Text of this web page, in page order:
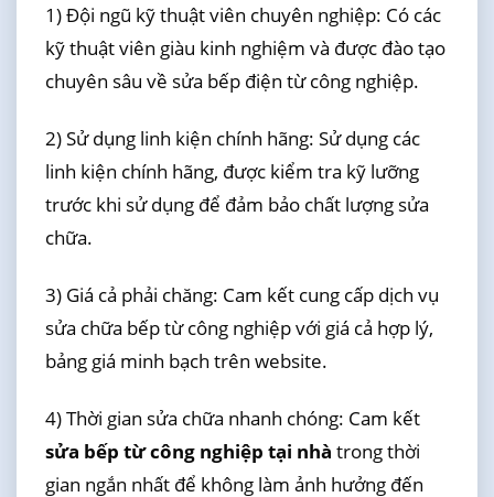
1) Đội ngũ kỹ thuật viên chuyên nghiệp: Có các
kỹ thuật viên giàu kinh nghiệm và được đào tạo
chuyên sâu về sửa bếp điện từ công nghiệp.
2) Sử dụng linh kiện chính hãng: Sử dụng các
linh kiện chính hãng, được kiểm tra kỹ lưỡng
trước khi sử dụng để đảm bảo chất lượng sửa
chữa.
3) Giá cả phải chăng: Cam kết cung cấp dịch vụ
sửa chữa bếp từ công nghiệp với giá cả hợp lý,
bảng giá minh bạch trên website.
4) Thời gian sửa chữa nhanh chóng: Cam kết
sửa bếp từ công nghiệp tại nhà trong thời
gian ngắn nhất để không làm ảnh hưởng đến